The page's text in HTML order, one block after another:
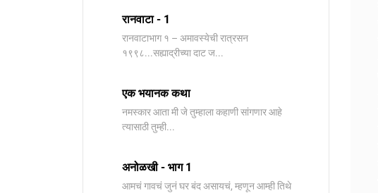
रानवाटा - 1
रानवाटाभाग १ – अमावस्येची रात्रसन
१९९८...सह्याद्रीच्या दाट ज...
एक भयानक कथा
नमस्कार आता मी जे तुम्हाला कहाणी सांगणार आहे
त्यासाठी तुम्ही...
अनोळखी - भाग 1
आमचं गावचं जुनं घर बंद असायचं, म्हणून आम्ही तिथे